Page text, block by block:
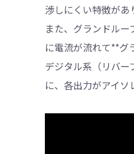
渉しにくい特徴があ
また、グランドル
に電流が流れて**グ
デジタル系（リバ
に、各出力がアイソ